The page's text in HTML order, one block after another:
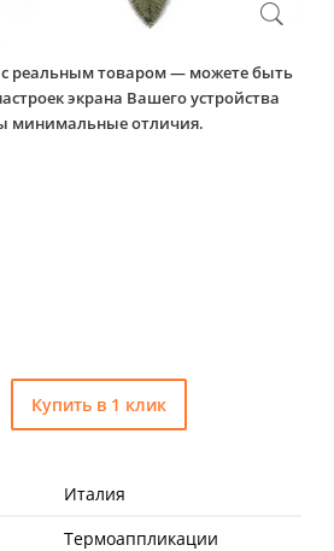
реальным товаром — можете быть
экрана Вашего устройства
минимальные отличия.
Купить в 1 клик
Италия
Термоаппликации